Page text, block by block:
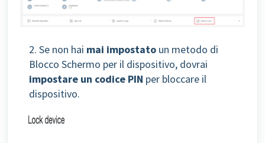
2. Se non hai mai impostato un metodo di
Blocco Schermo per il dispositivo, dovrai
impostare un codice PIN per bloccare il
dispositivo.